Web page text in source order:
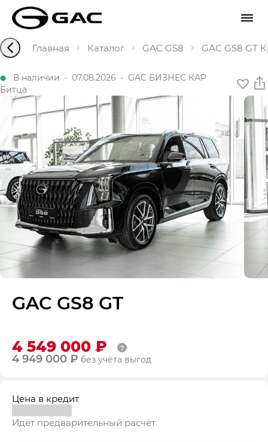
Главная Каталог GAC GS8 GAC GS8 GT
В наличии · 07.08.2026 · GAC БИЗНЕС КАР
Битца
GAC GS8 GT
4 549 000 ₽
4 949 000 ₽ без учёта выгод
Цена в кредит
Идёт предварительный расчёт